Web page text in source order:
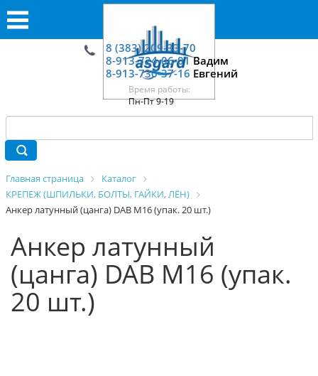
8 (383) 209-33-70
8-913-724-06-01Вадим
8-913-730-37-16 Евгений
Время работы:
Пн-Пт 9-19
Главная страница
Каталог
КРЕПЕЖ (ШПИЛЬКИ, БОЛТЫ, ГАЙКИ, ЛЁН)
Анкер латунный (цанга) DAB М16 (упак. 20 шт.)
Анкер латунный
(цанга) DAB М16 (упак.
20 шт.)